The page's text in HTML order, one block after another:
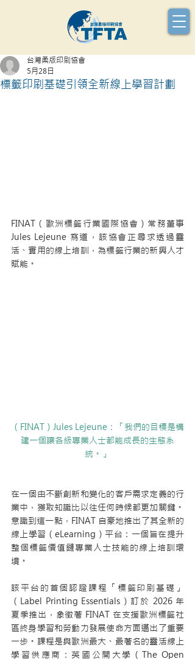
標籤印刷基礎引領全新線上學習計劃
台灣柔版印刷協會
5月28日
FINAT（歐洲標籤行業國際協會）常務董事
Jules Lejeune 寫道，該協會正尋求透過靈
活、實用的線上培訓，為標籤行業的新興人才
賦能。
（FINAT）Jules Lejeune：「我們的目標是構
建一個讓各級專業人士都能成長的生態系
統。」
在一個由不斷創新和變化的客戶需求定義的行
業中，獲取知識比以往任何時候都更加關鍵。
意識到這一點，FINAT 自豪地推出了其全新的
線上學習（eLearning）平台：一個旨在提升
整個標籤價值鏈專業人士技能的線上培訓環
境。
該平台的首個認證課程「標籤印刷基礎」
（Label Printing Essentials）訂於 2026 年
夏季推出，象徵著 FINAT 在支援歐洲標籤社
區終身學習和勞動力發展使命方面邁出了重要
一步。課程是與歐洲最大、最著名的靈活線上
學習供應商：英國公開大學（The Open